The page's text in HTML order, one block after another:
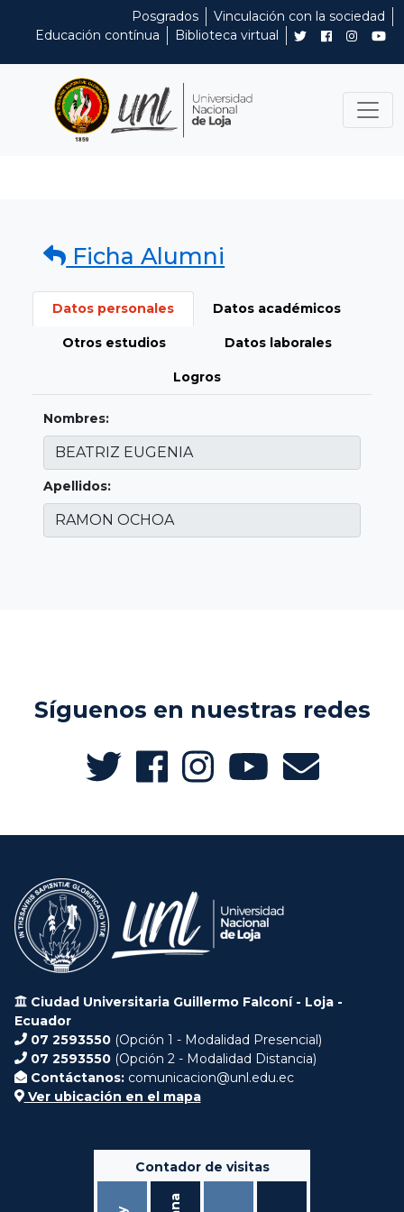
Posgrados
Vinculación con la sociedad
Educación contínua
Biblioteca virtual
Ficha Alumni
Datos personales Datos académicos
Otros estudios Datos laborales
Logros
Nombres:
Apellidos:
Síguenos en nuestras redes
Ciudad Universitaria Guillermo Falconí - Loja -
Ecuador
07 2593550 (Opción 1 - Modalidad Presencial)
07 2593550 (Opción 2 - Modalidad Distancia)
Contáctanos: comunicacion@unl.edu.ec
Ver ubicación en el mapa
Contador de visitas